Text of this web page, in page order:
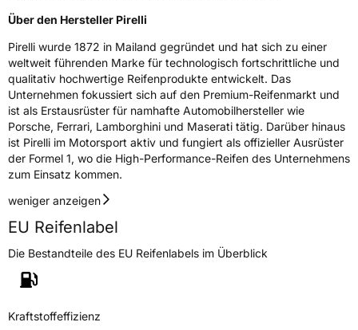
Über den Hersteller Pirelli
Pirelli wurde 1872 in Mailand gegründet und hat sich zu einer
weltweit führenden Marke für technologisch fortschrittliche und
qualitativ hochwertige Reifenprodukte entwickelt. Das
Unternehmen fokussiert sich auf den Premium-Reifenmarkt und
ist als Erstausrüster für namhafte Automobilhersteller wie
Porsche, Ferrari, Lamborghini und Maserati tätig. Darüber hinaus
ist Pirelli im Motorsport aktiv und fungiert als offizieller Ausrüster
der Formel 1, wo die High-Performance-Reifen des Unternehmens
zum Einsatz kommen.
weniger anzeigen
EU Reifenlabel
Die Bestandteile des EU Reifenlabels im Überblick
Kraftstoffeffizienz